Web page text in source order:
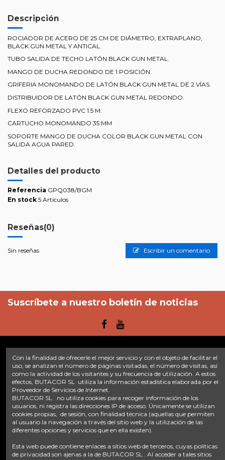
Descripción
ROCIADOR DE ACERO DE 25 CM DE DIÁMETRO, EXTRAPLANO,
BLACK GUN METAL Y ANTICAL.
TUBO SALIDA DE TECHO LATÓN BLACK GUN METAL.
MANGO DE DUCHA REDONDO DE 1 POSICIÓN.
GRIFERIA MONOMANDO DE LATÓN BLACK GUN METAL DE 2 VÍAS.
DISTRIBUIDOR DE LATÓN BLACK GUN METAL REDONDO.
FLEXO REFORZADO PVC 1.5 M.
CARTUCHO MONOMANDO 35 MM
SOPORTE MANGO DE DUCHA COLOR BLACK GUN METAL CON
SALIDA AGUA PARED.
Detalles del producto
Referencia GPQ038/BGM
En stock 5 Artículos
Reseñas(0)
Sin reseñas Escribir un comentario
Suscríbete a nuestro boletín de noticias
Enlaces
Inicio Sobre nosotros Contacte con nosotros
Aviso legal
Política de privacidad
Tratamiento de datos
Términos y condiciones
Plazos de envío
Contáctanos
638 28 57 85
info@fontacor.com
Con la finalidad de ofrecerle el mejor servicio y con el objeto de facilitar el
uso, se analizan el número de páginas visitadas, el número de visitas, así
como la actividad de los visitantes y su frecuencia de utilización. A estos
efectos, BUTACOR SL utiliza la información estadística elaborada por el
Proveedor de Servicios de Internet.
BUTACOR SL no utiliza cookies para recoger información de los
usuarios, ni registra las direcciones IP de acceso. Únicamente se utilizan
cookies propias, de sesión, con finalidad técnica (aquellas que permiten
al usuario la navegación a través del sitio web y la utilización de las
diferentes opciones y servicios que en ella existen).
Esta web puede contiene enlaces a sitios web de terceros, cuyas políticas
de privacidad son ajenas a la de BUTACOR SL . Al acceder a tales sitios